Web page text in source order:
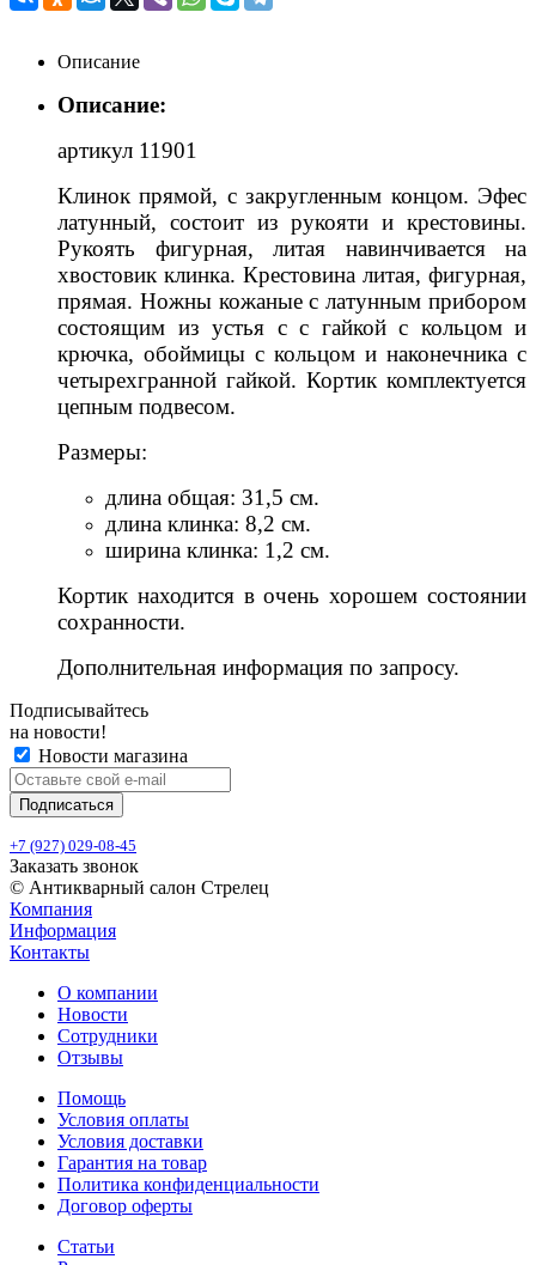
Описание
Описание:
артикул 11901
Клинок прямой, с закругленным концом. Эфес
латунный, состоит из рукояти и крестовины.
Рукоять фигурная, литая навинчивается на
хвостовик клинка. Крестовина литая, фигурная,
прямая. Ножны кожаные с латунным прибором
состоящим из устья с с гайкой с кольцом и
крючка, обоймицы с кольцом и наконечника с
четырехгранной гайкой. Кортик комплектуется
цепным подвесом.
Размеры:
длина общая: 31,5 см.
длина клинка: 8,2 см.
ширина клинка: 1,2 см.
Кортик находится в очень хорошем состоянии
сохранности.
Дополнительная информация по запросу.
Подписывайтесь
на новости!
Новости магазина
+7 (927) 029-08-45
Заказать звонок
© Антикварный салон Стрелец
Компания
Информация
Контакты
О компании
Новости
Сотрудники
Отзывы
Помощь
Условия оплаты
Условия доставки
Гарантия на товар
Политика конфиденциальности
Договор оферты
Статьи